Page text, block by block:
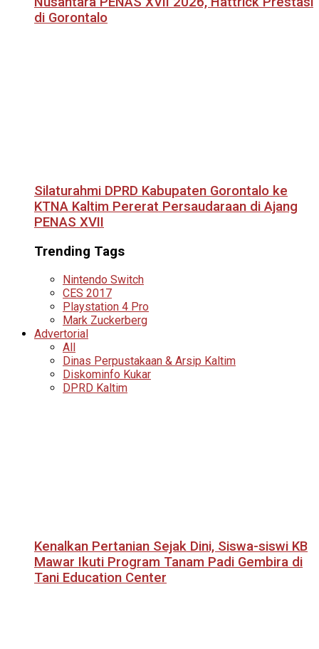
di Gorontalo
Silaturahmi DPRD Kabupaten Gorontalo ke
KTNA Kaltim Pererat Persaudaraan di Ajang
PENAS XVII
Trending Tags
Nintendo Switch
CES 2017
Playstation 4 Pro
Mark Zuckerberg
Advertorial
All
Dinas Perpustakaan & Arsip Kaltim
Diskominfo Kukar
DPRD Kaltim
Kenalkan Pertanian Sejak Dini, Siswa-siswi KB
Mawar Ikuti Program Tanam Padi Gembira di
Tani Education Center